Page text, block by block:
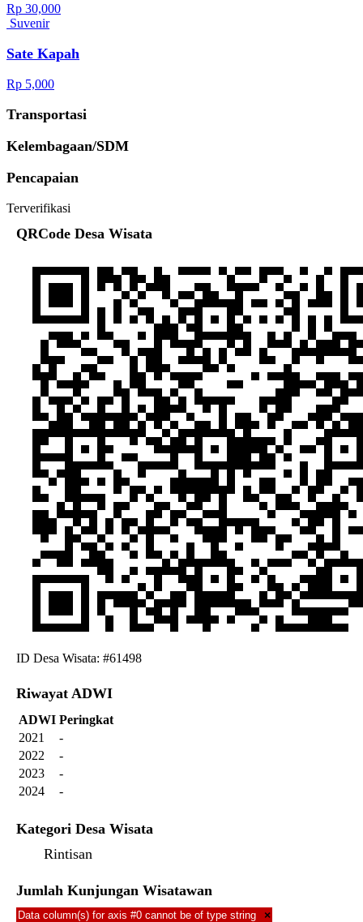
Rp 30,000
Suvenir
Sate Kapah
Rp 5,000
Transportasi
Kelembagaan/SDM
Pencapaian
Terverifikasi
QRCode Desa Wisata
ID Desa Wisata: #61498
Riwayat ADWI
ADWI Peringkat
2021
-
2022
-
2023
-
2024
-
Kategori Desa Wisata
Rintisan
Jumlah Kunjungan Wisatawan
Data column(s) for axis #0 cannot be of type string ×